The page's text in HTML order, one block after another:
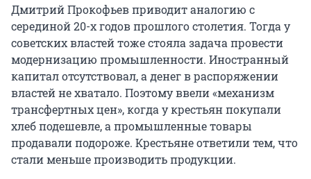
Дмитрий Прокофьев приводит аналогию с
серединой 20-х годов прошлого столетия. Тогда у
советских властей тоже стояла задача провести
модернизацию промышленности. Иностранный
капитал отсутствовал, а денег в распоряжении
властей не хватало. Поэтому ввели «механизм
трансфертных цен», когда у крестьян покупали
хлеб подешевле, а промышленные товары
продавали подороже. Крестьяне ответили тем, что
стали меньше производить продукции.